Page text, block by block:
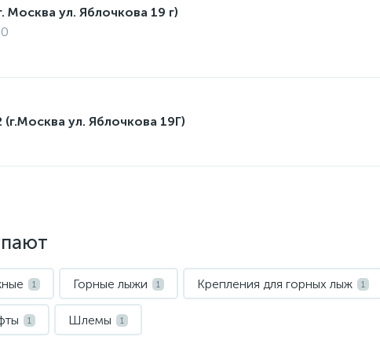
Москва ул. Яблочкова 19 г)
ул. Яблочкова 19Г)
1 Горные лыжи 1 Крепления для горных лыж 1
1 Шлемы 1